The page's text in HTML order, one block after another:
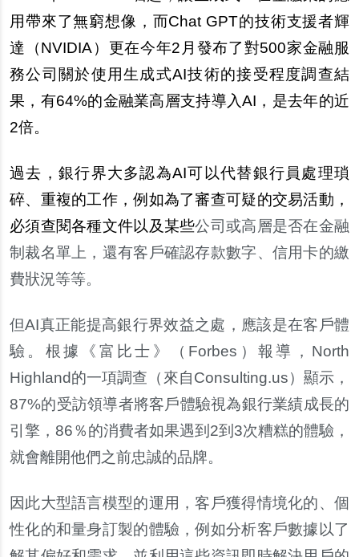
用帶來了無窮想像，而Chat GPT的技術支援者輝
達（NVIDIA）更在今年2月發布了對500家金融服
務公司關於使用生成式AI技術的接受程度調查結
果，有64%的金融業高層支持導入AI，是去年的近
2倍。
過去，銀行界大多認為AI可以代替銀行員處理瑣
碎、重複的工作，例如為了審查可疑的交易活動，
必須查閱各種文件以及某些公司或高層是否在金融
制裁名單上，還有客戶確認存款數字、信用卡的繳
費狀況等等。
但AI真正能提高銀行界效益之處，應該是在客戶體
驗。根據《富比士》（Forbes）報導，North
Highland的一項調查（來自Consulting.us）顯示，
87%的受訪領導者將客戶體驗視為銀行業績成長的
引擎，86％的消費者如果遇到2到3次糟糕的體驗，
就會離開他們之前忠誠的品牌。
因此大型語言模型的運用，客戶獲得情境化的、個
性化的和量身訂製的體驗，例如分析客戶數據以了